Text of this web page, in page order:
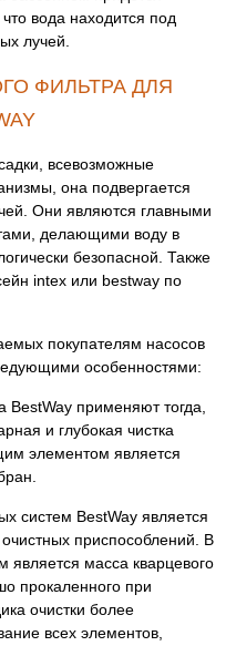
вода находится под
лучей.
ФИЛЬТРА ДЛЯ
всевозможные
она подвергается
Они являются главными
делающими воду в
безопасной. Также
intex или bestway по
покупателям насосов
особенностями:
применяют тогда,
и глубокая чистка
элементом является
систем BestWay является
приспособлений. В
является масса кварцевого
прокаленного при
очистки более
всех элементов,